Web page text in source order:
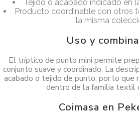
Tejido o acabado indicado en
Producto coordinable con otros
la misma
Uso y
El tríptico de punto mini permite
conjunto suave y coordinado. La
acabado o tejido de punto, por lo
dentro de la familia textil
Coimasa en